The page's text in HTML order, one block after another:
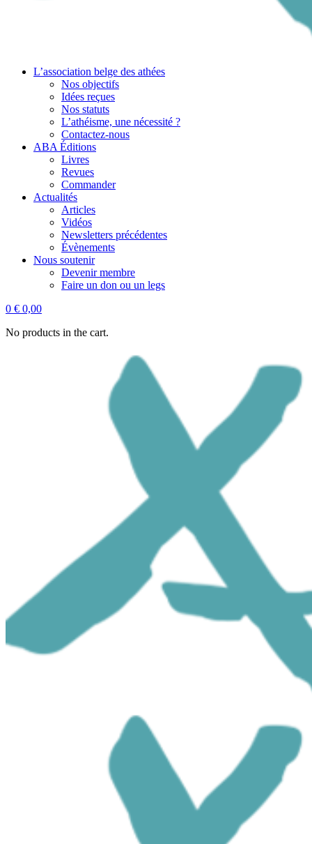
L’association belge des athées
Nos objectifs
Idées reçues
Nos statuts
L’athéisme, une nécessité ?
Contactez-nous
ABA Éditions
Livres
Revues
Commander
Actualités
Articles
Vidéos
Newsletters précédentes
Évènements
Nous soutenir
Devenir membre
Faire un don ou un legs
0 € 0,00
No products in the cart.